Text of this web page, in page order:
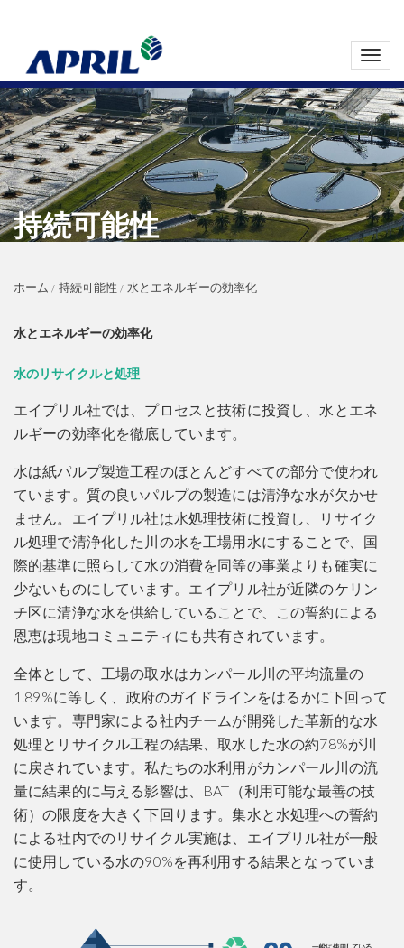
持続可能性
ホーム 持続可能性 水とエネルギーの効率化
水とエネルギーの効率化
水のリサイクルと処理
エイプリル社では、プロセスと技術に投資し、水とエネ
ルギーの効率化を徹底しています。
水は紙パルプ製造工程のほとんどすべての部分で使われ
ています。質の良いパルプの製造には清浄な水が欠かせ
ません。エイプリル社は水処理技術に投資し、リサイク
ル処理で清浄化した川の水を工場用水にすることで、国
際的基準に照らして水の消費を同等の事業よりも確実に
少ないものにしています。エイプリル社が近隣のケリン
チ区に清浄な水を供給していることで、この誓約による
恩恵は現地コミュニティにも共有されています。
全体として、工場の取水はカンパール川の平均流量の
1.89%に等しく、政府のガイドラインをはるかに下回って
います。専門家による社内チームが開発した革新的な水
処理とリサイクル工程の結果、取水した水の約78%が川
に戻されています。私たちの水利用がカンパール川の流
量に結果的に与える影響は、BAT（利用可能な最善の技
術）の限度を大きく下回ります。集水と水処理への誓約
による社内でのリサイクル実施は、エイプリル社が一般
に使用している水の90%を再利用する結果となっていま
す。